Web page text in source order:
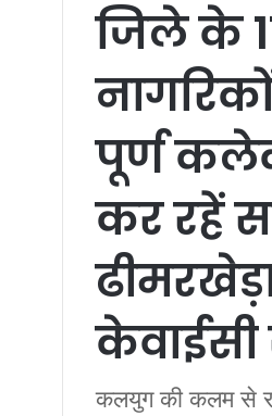
जिले के
पूर्ण
कर रहें
केवाईसी
कलयुग की कलम से